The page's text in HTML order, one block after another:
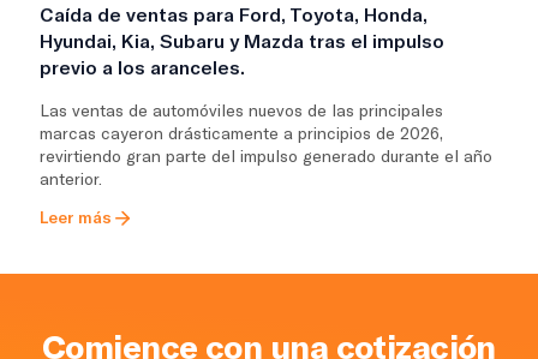
Caída de ventas para Ford, Toyota, Honda,
Hyundai, Kia, Subaru y Mazda tras el impulso
previo a los aranceles.
Las ventas de automóviles nuevos de las principales
marcas cayeron drásticamente a principios de 2026,
revirtiendo gran parte del impulso generado durante el año
anterior.
Leer más
Comience con una cotización